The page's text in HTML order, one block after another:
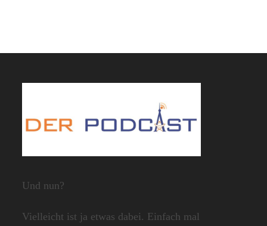
Und nun?
Vielleicht ist ja etwas dabei. Einfach mal